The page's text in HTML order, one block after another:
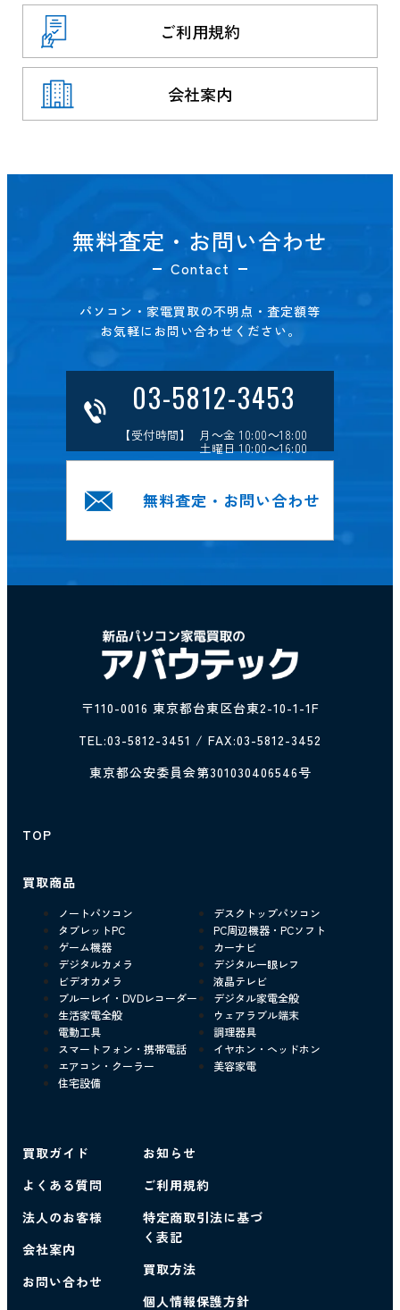
ご利用規約
会社案内
無料査定・お問い合わせ
Contact
パソコン・家電買取の不明点・査定額等
お気軽にお問い合わせください。
03-5812-3453
【受付時間】 月～金 10:00～18:00
土曜日 10:00～16:00
無料査定・お問い合わせ
〒110-0016 東京都台東区台東2-10-1-1F
TEL:03-5812-3451 / FAX:03-5812-3452
東京都公安委員会第301030406546号
TOP
買取商品
ノートパソコン
デスクトップパソコン
タブレットPC
PC周辺機器・PCソフト
ゲーム機器
カーナビ
デジタルカメラ
デジタル一眼レフ
ビデオカメラ
液晶テレビ
ブルーレイ・DVDレコーダー
デジタル家電全般
生活家電全般
ウェアラブル端末
電動工具
調理器具
スマートフォン・携帯電話
イヤホン・ヘッドホン
エアコン・クーラー
美容家電
住宅設備
買取ガイド
よくある質問
法人のお客様
会社案内
お問い合わせ
お知らせ
ご利用規約
特定商取引法に基づ
く表記
買取方法
個人情報保護方針